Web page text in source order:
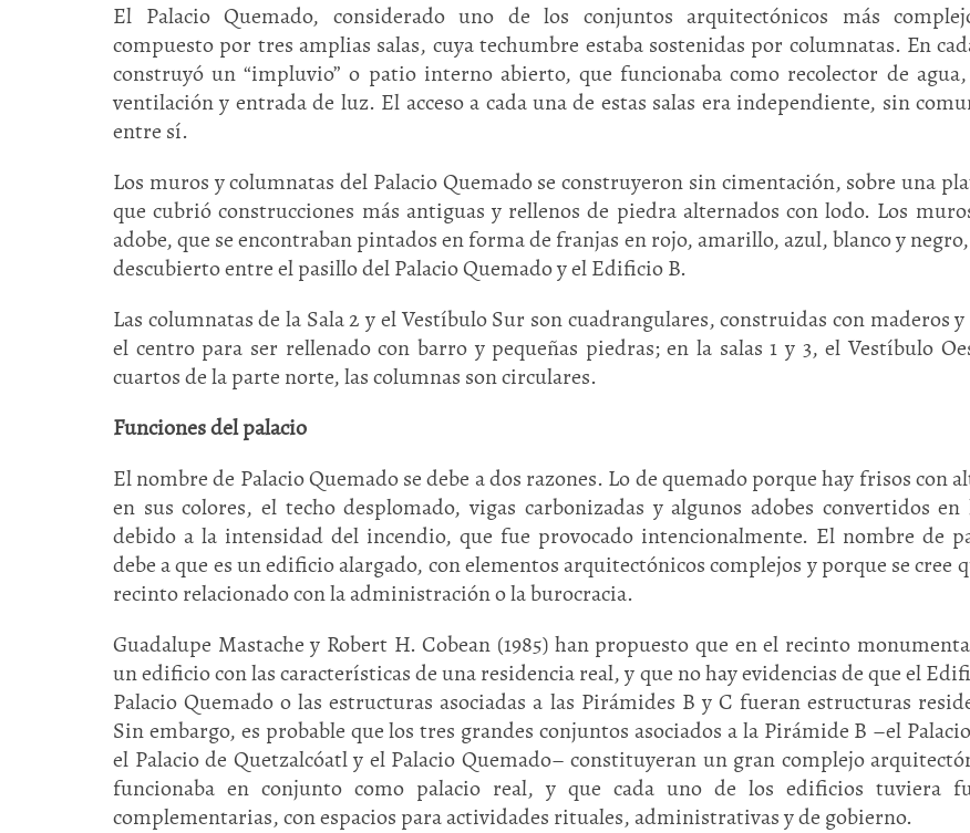
El Palacio Quemado, considerado uno de los conjuntos arquitectónicos más
compuesto por tres amplias salas, cuya techumbre estaba sostenidas por columnatas. En
construyó un “impluvio” o patio interno abierto, que funcionaba como recolector de
ventilación y entrada de luz. El acceso a cada una de estas salas era independiente, sin
entre sí.
Los muros y columnatas del Palacio Quemado se construyeron sin cimentación, sobre una
que cubrió construcciones más antiguas y rellenos de piedra alternados con lodo. Los
adobe, que se encontraban pintados en forma de franjas en rojo, amarillo, azul, blanco y
descubierto entre el pasillo del Palacio Quemado y el Edificio B.
Las columnatas de la Sala 2 y el Vestíbulo Sur son cuadrangulares, construidas con maderos
el centro para ser rellenado con barro y pequeñas piedras; en la salas 1 y 3, el Vestíbulo
cuartos de la parte norte, las columnas son circulares.
Funciones del palacio
El nombre de Palacio Quemado se debe a dos razones. Lo de quemado porque hay frisos con
en sus colores, el techo desplomado, vigas carbonizadas y algunos adobes convertidos
debido a la intensidad del incendio, que fue provocado intencionalmente. El nombre de
debe a que es un edificio alargado, con elementos arquitectónicos complejos y porque se cree
recinto relacionado con la administración o la burocracia.
Guadalupe Mastache y Robert H. Cobean (1985) han propuesto que en el recinto
un edificio con las características de una residencia real, y que no hay evidencias de que el
Palacio Quemado o las estructuras asociadas a las Pirámides B y C fueran estructuras
Sin embargo, es probable que los tres grandes conjuntos asociados a la Pirámide B –el
el Palacio de Quetzalcóatl y el Palacio Quemado– constituyeran un gran complejo
funcionaba en conjunto como palacio real, y que cada uno de los edificios tuviera
complementarias, con espacios para actividades rituales, administrativas y de gobierno.